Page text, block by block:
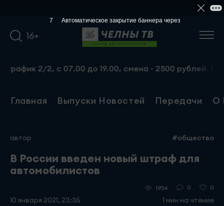
16+
2/2, с 07.00 до 19.00, смена - 2500 рублей. Пр-т
Главная Выпуски Новостей Передачи О
автор #общество
В России введен новый штраф для
автомобилистов
10 января 2021, 23:35
1954 0 0
1 мин на чтение
7 Автоматическое закрытие баннера через